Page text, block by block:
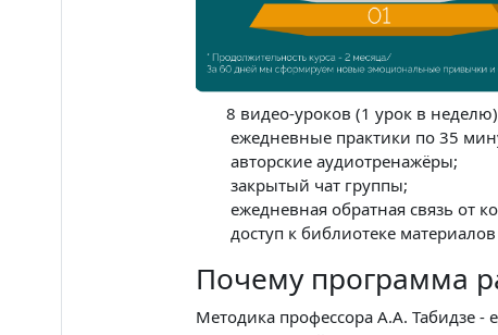
8 видео-уроков (1 урок в
ежедневные практики по 35
авторские аудиотренажёры;
закрытый чат группы;
ежедневная обратная связь от
доступ к библиотеке
Почему программа
Методика профессора А.А. Табидзе -